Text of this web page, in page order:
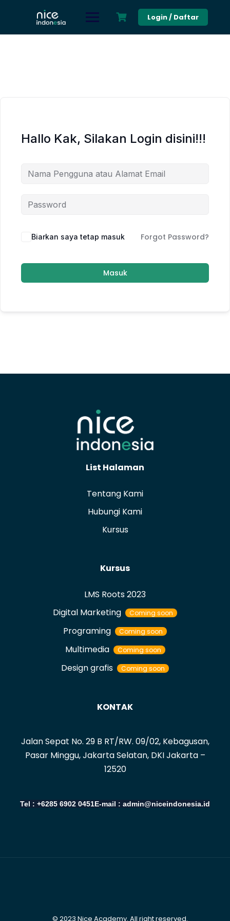
Login / Daftar
Hallo Kak, Silakan Login disini!!!
Biarkan saya tetap masuk Forgot Password?
Masuk
List Halaman
Tentang Kami
Hubungi Kami
Kursus
Kursus
LMS Roots 2023
Digital Marketing
Coming soon
Programing Coming soon
Multimedia Coming soon
Design grafis Coming soon
KONTAK
Jalan Sepat No. 29 B RT/RW. 09/02, Kebagusan,
Pasar Minggu, Jakarta Selatan, DKI Jakarta –
12520
Tel : +6285 6902 0451E-mail : admin@niceindonesia.id
© 2023 Nice Academy. All right reserved.